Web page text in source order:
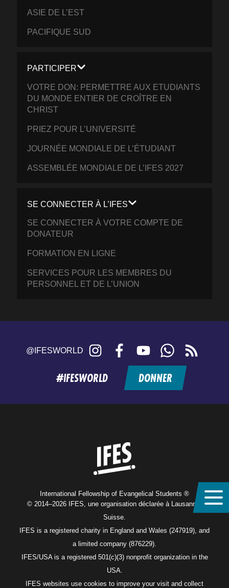
ASIE DE L’EST
PACIFIQUE SUD
PARTICIPER
VOTRE DON: PERMETTRE AUX ETUDIANTS
DU MONDE ENTIER DE CROÎTRE EN
CHRIST
PRIEZ POUR L’UNIVERSITÉ
JOURNÉE MONDIALE DE L’ÉTUDIANT
ASSEMBLÉE MONDIALE DE L’IFES 2027
SE CONNECTER À L’IFES
SE CONNECTER À VOTRE COMPTE DE
DONATEUR
FORMATION EN LIGNE
SERVICES POUR LES MEMBRES DU
PERSONNEL ET DE L’UNION
@IFESWORLD Instagram FacebookYouTubeWhatsApp
feed
#IFESWORLD DONNER
International Fellowship of Evangelical Students ®
© 2014–2026 IFES, une organisation déclarée à Lausanne,
Suisse.
IFES is a registered charity in England and Wales (247919), and
a limited company (876229).
IFES/USA is a registered 501(c)(3) nonprofit organization in the
USA.
IFES websites use cookies to improve your visit and collect